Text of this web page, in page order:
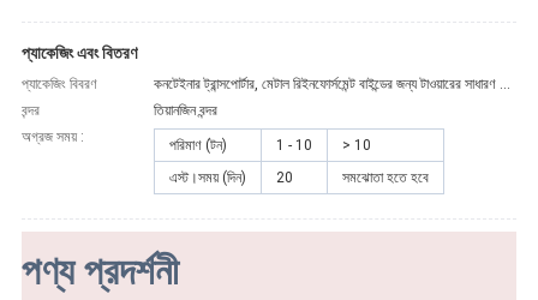
প্যাকেজিং এবং বিতরণ
প্যাকেজিং বিবরণ
কনটেইনার ট্রান্সপোর্টার, মেটাল রিইনফোর্সমেন্ট বাইন্ডের জন্য টাওয়ারের সাধারণ পরিস্থিতি, বল্টগুলি পেশাদার ধারক থেকে নেওয়া হয়।
বন্দর
তিয়ানজিন বন্দর
অগ্রজ সময় :
পরিমাণ (টন) 1 - 10
> 10
এস্ট।সময় (দিন)
20 সমঝোতা হতে হবে
পণ্য প্রদর্শনী